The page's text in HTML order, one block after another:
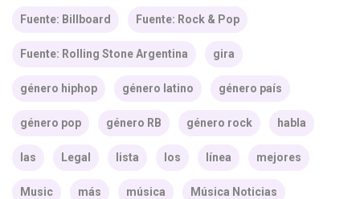
Fuente: Billboard Fuente: Rock & Pop
Fuente: Rolling Stone Argentina gira
género hiphop género latino género país
género pop género RB género rock habla
las Legal lista los línea mejores
Music más música Música Noticias